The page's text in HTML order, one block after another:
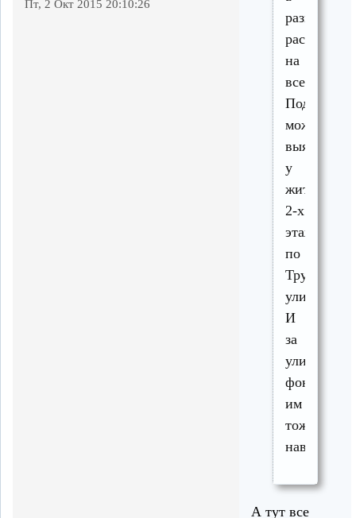
Пт, 2 Окт 2015 20:10:26
разницу
на
всех.
можно
выяснить
у
жителей
2-х
этажек
по
Трудовой
улице.
И
за
уличные
фонари
им
тоже
А тут все